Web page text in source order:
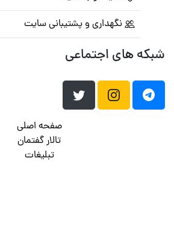
نگهداری و پشتیبانی سایت
شبکه های اجتماعی
صفحه اصلی
تالار گفتمان
تبلیغات